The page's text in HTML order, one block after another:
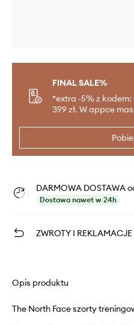
FINAL SALE%
*extra -5% z kodem:
399 zł. W appce
DARMOWA DOSTAWA
Dostawa nawet w 24h
ZWROTY I REKLAMACJE
Opis produktu
The North Face szorty